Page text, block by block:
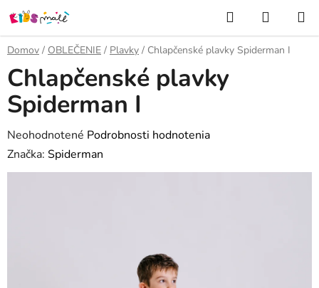
Prejsť
na
obsah
Hľadať
KOŠÍK
Domov / OBLEČENIE / Plavky / Chlapčenské plavky Spiderman I
Chlapčenské plavky
Spiderman I
Priemerné
hodnotenie
produktu
Neohodnotené Podrobnosti hodnotenia
Značka: Spiderman